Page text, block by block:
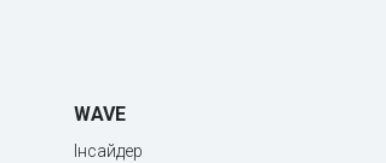
WAVE
Інсайдер